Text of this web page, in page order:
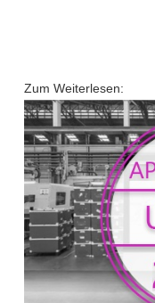
Zum Weiterlesen: